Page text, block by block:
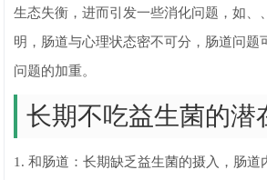
生态失衡，进而引发一些消化问题，如、
明，肠道与心理状态密不可分，肠道问题
问题的加重。
长期不吃益生菌的潜
1. 和肠道：长期缺乏益生菌的摄入，肠道